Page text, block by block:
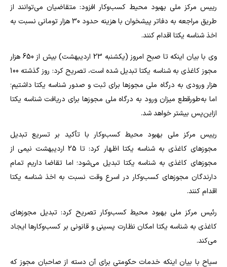
رییس مرکز ملی بهبود محیط کسب‌وکار افزود: متقاضیان می‌توانند از
طریق مراجعه به دفاتر پیشخوان با هزینه حدود 30 هزار تومانی نسبت به
اخذ شناسه یکتا اقدام کنند.
وی با بیان اینکه تا صبح امروز (یکشنبه 23 اردیبهشت) بیش از 650 هزار
مجوز کاغذی به شناسه یکتا تبدیل شده است، تصریح کرد: روز گذشته 100
هزار ورودی به درگاه ملی مجوزها برای ثبت و صدور شناسه یکتا داشتیم؛
اما به‌طورقطع میزان ورود به درگاه ملی مجوزها برای دریافت شناسه یکتا
ازاین‌پس بیشتر خواهد شد.
رییس مرکز ملی بهبود محیط کسب‌وکار با تأکید بر تسریع تبدیل
مجوزهای کاغذی به شناسه یکتا اظهار کرد: تا 25 اردیبهشت نیمی از
مجوزهای کاغذی به شناسه یکتا تبدیل می‌شود؛ اما تقاضا داریم تمام
دارندگان مجوزهای کسب‌وکار در اسرع وقت نسبت به اخذ شناسه یکتا
اقدام کنند.
رئیس مرکز ملی بهبود محیط کسب‌وکار تصریح کرد: تبدیل مجوزهای
کاغذی به شناسه یکتا امکان نظارت پسینی و قانونی بر کسب‌وکارها ایجاد
می‌کند.
سیاح با بیان اینکه خدمات حکومتی برای آن دسته از صاحبان مجوز که